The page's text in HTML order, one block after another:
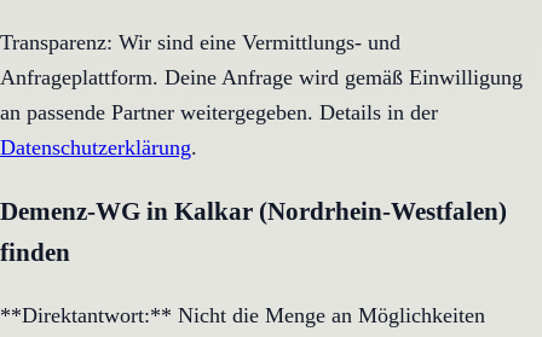
Transparenz: Wir sind eine Vermittlungs- und
Anfrageplattform. Deine Anfrage wird gemäß Einwilligung
an passende Partner weitergegeben. Details in der
Datenschutzerklärung.
Demenz-WG in Kalkar (Nordrhein-Westfalen)
finden
**Direktantwort:** Nicht die Menge an Möglichkeiten